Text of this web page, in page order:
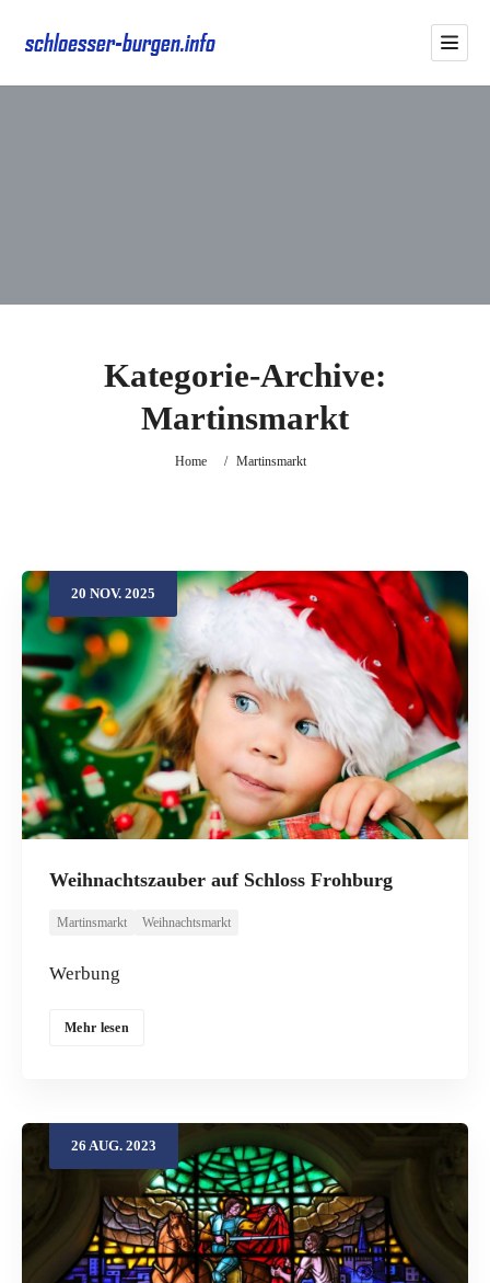
Kategorie-Archive:
Martinsmarkt
Home / Martinsmarkt
20 NOV. 2025
Weihnachtszauber auf Schloss Frohburg
Martinsmarkt Weihnachtsmarkt
Werbung
Mehr lesen
26 AUG. 2023